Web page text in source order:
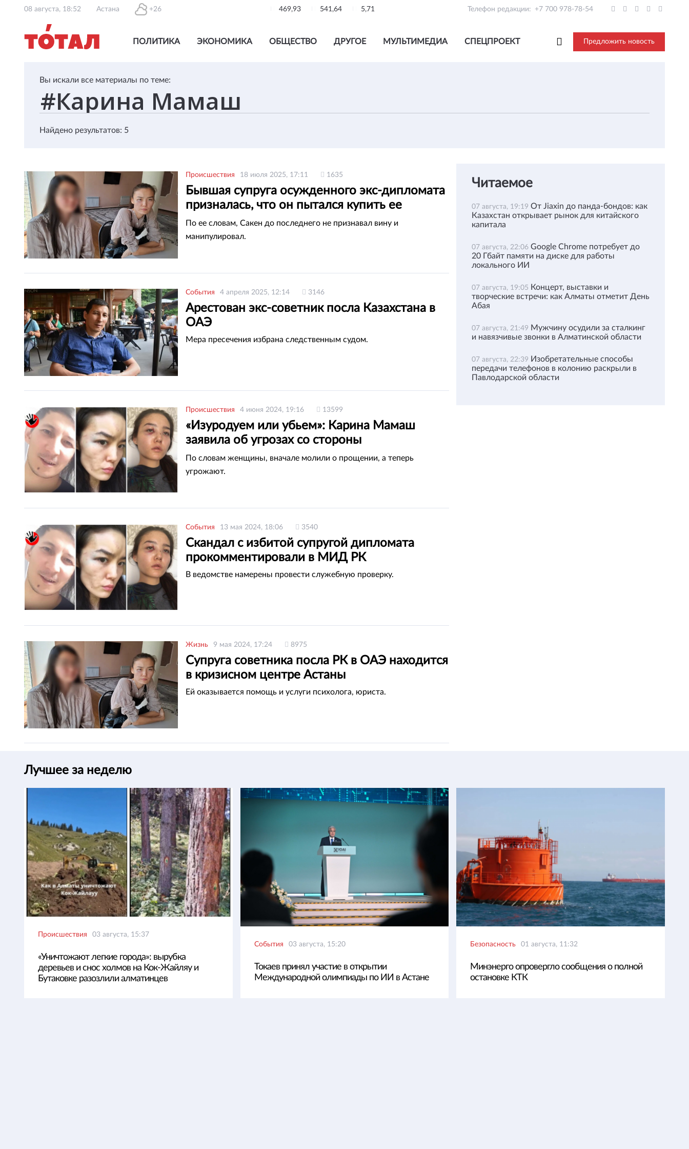
08 августа, 18:52 Астана +26 469,93 541,64 5,71 Телефон редакции: +7 700 978-78-54
ПОЛИТИКА ЭКОНОМИКА ОБЩЕСТВО ДРУГОЕ МУЛЬТИМЕДИА СПЕЦПРОЕКТ Предложить новость
Вы искали все материалы по теме:
Найдено результатов: 5
Происшествия 18 июля 2025, 17:11 1635
Бывшая супруга осужденного экс-дипломата
призналась, что он пытался купить ее
молчание
По ее словам, Сакен до последнего не признавал вину и
манипулировал.
События 4 апреля 2025, 12:14 3146
Арестован экс-советник посла Казахстана в
ОАЭ
Мера пресечения избрана следственным судом.
Происшествия 4 июня 2024, 19:16 13599
«Изуродуем или убьем»: Карина Мамаш
заявила об угрозах со стороны
родственников мужа
По словам женщины, вначале молили о прощении, а теперь
угрожают.
События 13 мая 2024, 18:06 3540
Скандал с избитой супругой дипломата
прокомментировали в МИД РК
В ведомстве намерены провести служебную проверку.
Жизнь 9 мая 2024, 17:24 8975
Супруга советника посла РК в ОАЭ находится
в кризисном центре Астаны
Ей оказывается помощь и услуги психолога, юриста.
Читаемое
07 августа, 19:19 От Jiaxin до панда-бондов: как
Казахстан открывает рынок для китайского
капитала
07 августа, 22:06 Google Chrome потребует до
20 Гбайт памяти на диске для работы
локального ИИ
07 августа, 19:05 Концерт, выставки и
творческие встречи: как Алматы отметит День
Абая
07 августа, 21:49 Мужчину осудили за сталкинг
и навязчивые звонки в Алматинской области
07 августа, 22:39 Изобретательные способы
передачи телефонов в колонию раскрыли в
Павлодарской области
Лучшее за неделю
Происшествия 03 августа, 15:37
«Уничтожают легкие города»: вырубка
деревьев и снос холмов на Кок-Жайляу и
Бутаковке разозлили алматинцев
События 03 августа, 15:20
Токаев принял участие в открытии
Международной олимпиады по ИИ в Астане
Безопасность 01 августа, 11:32
Минэнерго опровергло сообщения о полной
остановке КТК